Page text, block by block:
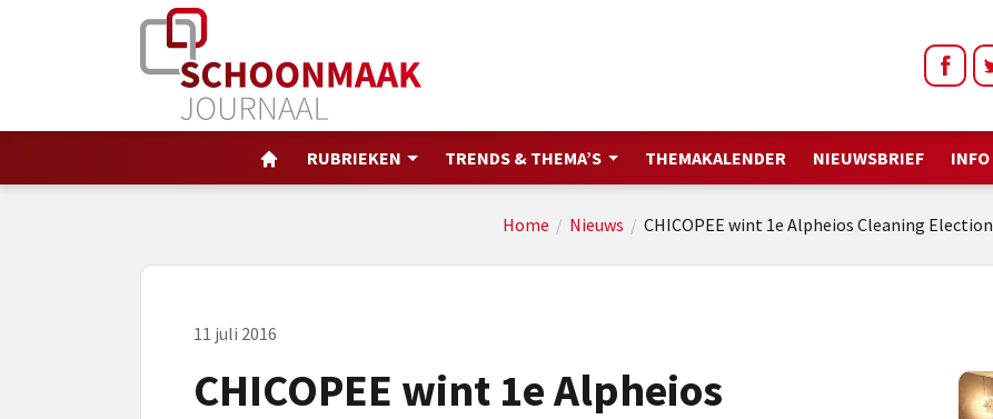
RUBRIEKEN TRENDS & THEMA’S THEMAKALENDER NIEUWSBRIEF INFO
Home / Nieuws / CHICOPEE wint 1e Alpheios Cleaning Election
11 juli 2016
CHICOPEE wint 1e Alpheios